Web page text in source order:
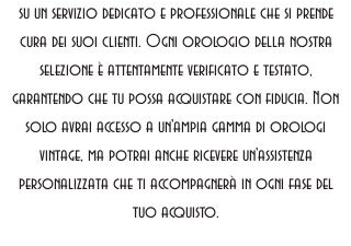
su un servizio dedicato e professionale che si prende
cura dei suoi clienti. Ogni orologio della nostra
selezione è attentamente verificato e testato,
garantendo che tu possa acquistare con fiducia. Non
solo avrai accesso a un'ampia gamma di orologi
vintage, ma potrai anche ricevere un'assistenza
personalizzata che ti accompagnerà in ogni fase del
tuo acquisto.